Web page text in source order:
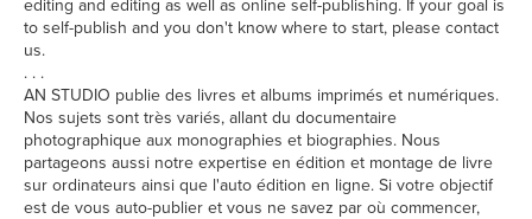
editing and editing as well as online self-publishing. If your goal is
to self-publish and you don't know where to start, please contact
us.
. . .
AN STUDIO publie des livres et albums imprimés et numériques.
Nos sujets sont très variés, allant du documentaire
photographique aux monographies et biographies. Nous
partageons aussi notre expertise en édition et montage de livre
sur ordinateurs ainsi que l'auto édition en ligne. Si votre objectif
est de vous auto-publier et vous ne savez par où commencer,